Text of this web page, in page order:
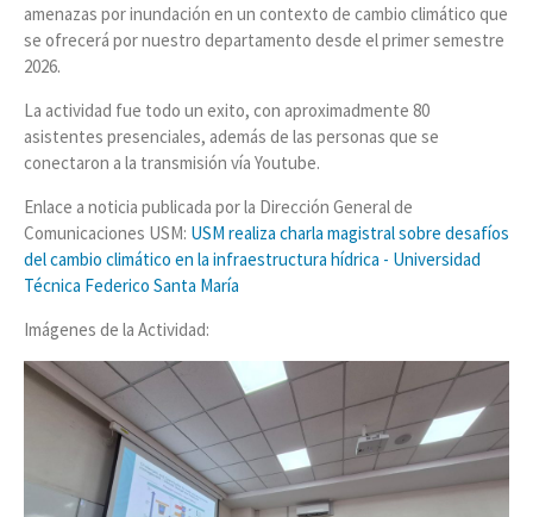
amenazas por inundación en un contexto de cambio climático que
se ofrecerá por nuestro departamento desde el primer semestre
2026.
La actividad fue todo un exito, con aproximadmente 80
asistentes presenciales, además de las personas que se
conectaron a la transmisión vía Youtube.
Enlace a noticia publicada por la Dirección General de
Comunicaciones USM: USM realiza charla magistral sobre desafíos
del cambio climático en la infraestructura hídrica - Universidad
Técnica Federico Santa María
Imágenes de la Actividad: